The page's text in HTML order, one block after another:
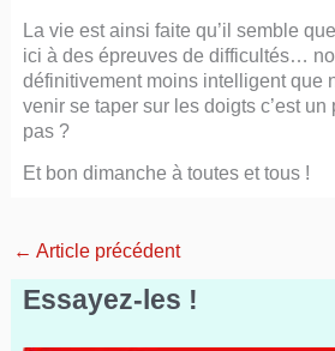
La vie est ainsi faite qu’il semble
ici à des épreuves de difficultés…
définitivement moins intelligent que
venir se taper sur les doigts c’est un
pas ?
Et bon dimanche à toutes et tous !
← Article précédent
Essayez-les !